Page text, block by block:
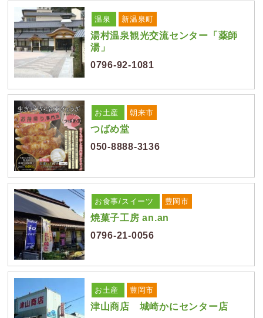
温泉 新温泉町
湯村温泉観光交流センター「薬師
湯」
0796-92-1081
お土産 朝来市
つばめ堂
050-8888-3136
お食事/スイーツ 豊岡市
焼菓子工房 an.an
0796-21-0056
お土産 豊岡市
津山商店 城崎かにセンター店